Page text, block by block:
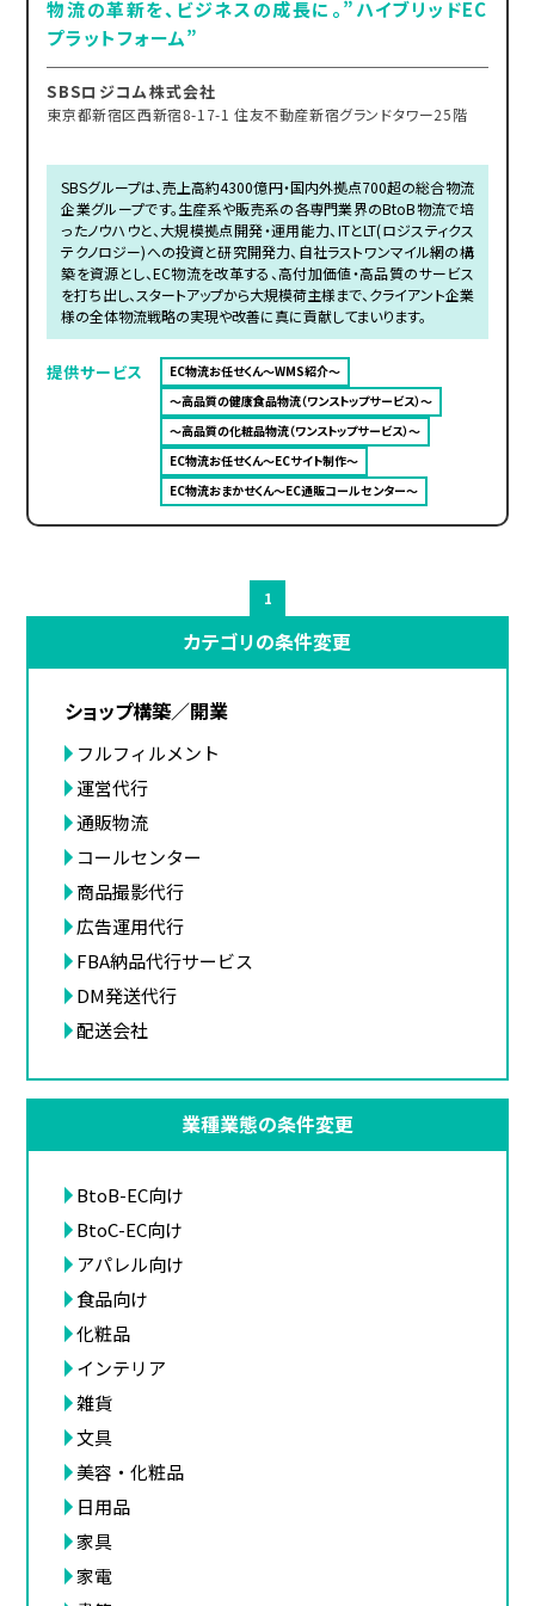
物流の革新を、ビジネスの成長に。”ハイブリッドEC
プラットフォーム”
SBSロジコム株式会社
東京都新宿区西新宿8-17-1 住友不動産新宿グランドタワー25階
SBSグループは、売上高約4300億円・国内外拠点700超の総合物流
企業グループです。生産系や販売系の各専門業界のBtoB物流で培
ったノウハウと、大規模拠点開発・運用能力、ITとLT(ロジスティクス
テクノロジー)への投資と研究開発力、自社ラストワンマイル網の構
築を資源とし、EC物流を改革する、高付加価値・高品質のサービス
を打ち出し、スタートアップから大規模荷主様まで、クライアント企業
様の全体物流戦略の実現や改善に真に貢献してまいります。
提供サービス
EC物流お任せくん～WMS紹介～
～高品質の健康食品物流（ワンストップサービス）～
～高品質の化粧品物流（ワンストップサービス）～
EC物流お任せくん～ECサイト制作～
EC物流おまかせくん～EC通販コールセンター～
1
カテゴリの条件変更
ショップ構築／開業
フルフィルメント
運営代行
通販物流
コールセンター
商品撮影代行
広告運用代行
FBA納品代行サービス
DM発送代行
配送会社
業種業態の条件変更
BtoB-EC向け
BtoC-EC向け
アパレル向け
食品向け
化粧品
インテリア
雑貨
文具
美容・化粧品
日用品
家具
家電